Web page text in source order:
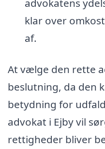
advokatens
klar over
af.
At vælge den rette
beslutning, da den
betydning for
advokat i Ejby vil
rettigheder bliver